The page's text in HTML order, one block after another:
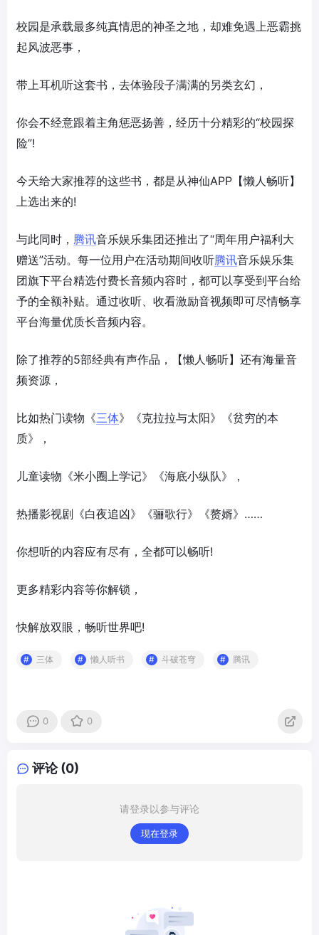
校园是承载最多纯真情思的神圣之地，却难免遇上恶霸挑
起风波恶事，
带上耳机听这套书，去体验段子满满的另类玄幻，
你会不经意跟着主角惩恶扬善，经历十分精彩的“校园探
险”!
今天给大家推荐的这些书，都是从神仙APP【懒人畅听】
上选出来的!
与此同时， 腾讯音乐娱乐集团还推出了“周年用户福利大
赠送”活动。每一位用户在活动期间收听腾讯音乐娱乐集
团旗下平台精选付费长音频内容时，都可以享受到平台给
予的全额补贴。通过收听、收看激励音视频即可尽情畅享
平台海量优质长音频内容。
除了推荐的5部经典有声作品，【懒人畅听】还有海量音
频资源，
比如热门读物《三体》《克拉拉与太阳》《贫穷的本
质》，
儿童读物《米小圈上学记》《海底小纵队》，
热播影视剧《白夜追凶》《骊歌行》《赘婿》……
你想听的内容应有尽有，全都可以畅听!
更多精彩内容等你解锁，
快解放双眼，畅听世界吧!
三体 懒人听书 斗破苍穹 腾讯
0 0
评论 (0)
请登录以参与评论
现在登录